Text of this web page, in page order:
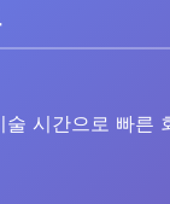
술 시간으로 빠른